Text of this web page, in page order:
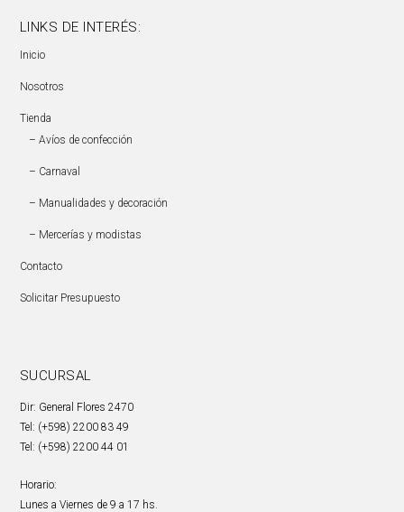
LINKS DE INTERÉS:
Inicio
Nosotros
Tienda
– Avíos de confección
– Carnaval
– Manualidades y decoración
– Mercerías y modistas
Contacto
Solicitar Presupuesto
SUCURSAL
Dir: General Flores 2470
Tel: (+598) 2200 83 49
Tel: (+598) 2200 44 01
Horario:
Lunes a Viernes de 9 a 17 hs.